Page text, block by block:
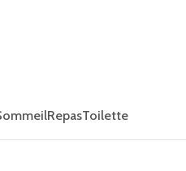
RepasToilette